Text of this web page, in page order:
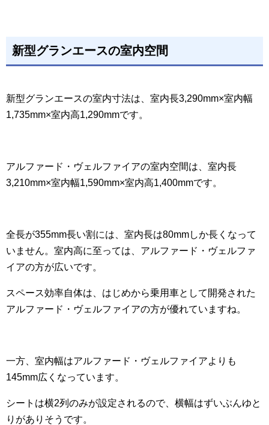
新型グランエースの室内空間
新型グランエースの室内寸法は、室内長3,290mm×室内幅
1,735mm×室内高1,290mmです。
アルファード・ヴェルファイアの室内空間は、室内長
3,210mm×室内幅1,590mm×室内高1,400mmです。
全長が355mm長い割には、室内長は80mmしか長くなって
いません。室内高に至っては、アルファード・ヴェルファ
イアの方が広いです。
スペース効率自体は、はじめから乗用車として開発された
アルファード・ヴェルファイアの方が優れていますね。
一方、室内幅はアルファード・ヴェルファイアよりも
145mm広くなっています。
シートは横2列のみが設定されるので、横幅はずいぶんゆと
りがありそうです。